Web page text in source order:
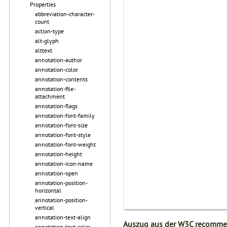
Properties
abbreviation-character-
count
action-type
alt-glyph
alttext
annotation-author
annotation-color
annotation-contents
annotation-file-
attachment
annotation-flags
annotation-font-family
annotation-font-size
annotation-font-style
annotation-font-weight
annotation-height
annotation-icon-name
annotation-open
annotation-position-
horizontal
annotation-position-
vertical
annotation-text-align
Auszug aus der W3C